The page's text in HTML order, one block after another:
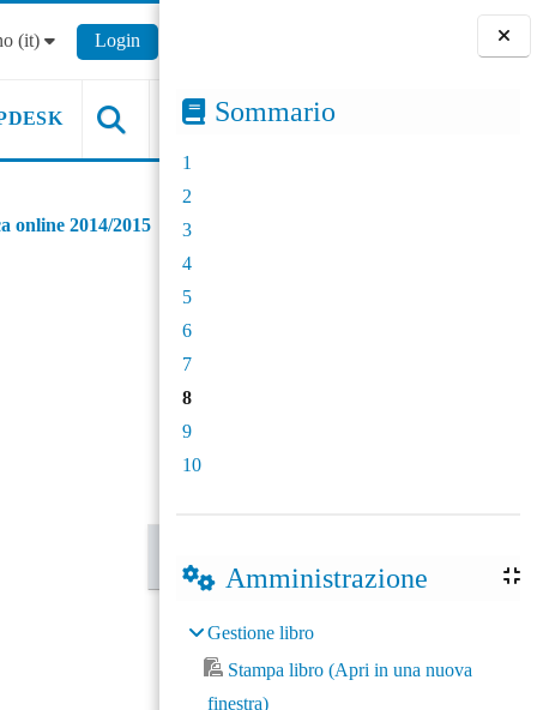
Blocchi
Sommario
1
2
3
4
5
6
7
8
9
10
Amministrazione
Gestione libro
Stampa libro (Apri in una nuova
finestra)
‎(it)‎ Login
online 2014/2015